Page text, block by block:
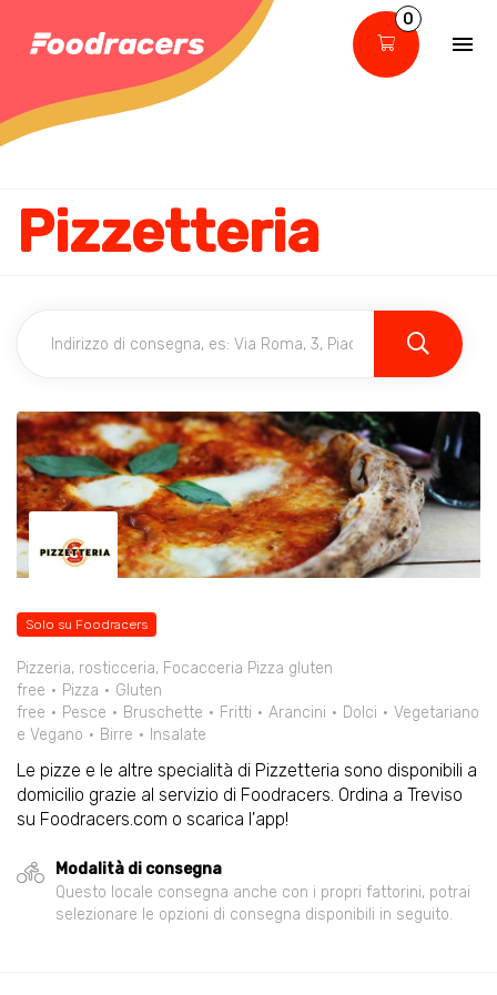
0
Pizzetteria
Solo su Foodracers
Pizzeria, rosticceria, Focacceria Pizza gluten
free
Pizza
Gluten
free
Pesce Bruschette Fritti Arancini Dolci
Vegetariano
e Vegano
Birre Insalate
Le pizze e le altre specialità di Pizzetteria sono disponibili a
domicilio grazie al servizio di Foodracers. Ordina a Treviso
su Foodracers.com o scarica l'app!
Modalità di consegna
Questo locale consegna anche con i propri fattorini, potrai
selezionare le opzioni di consegna disponibili in seguito.